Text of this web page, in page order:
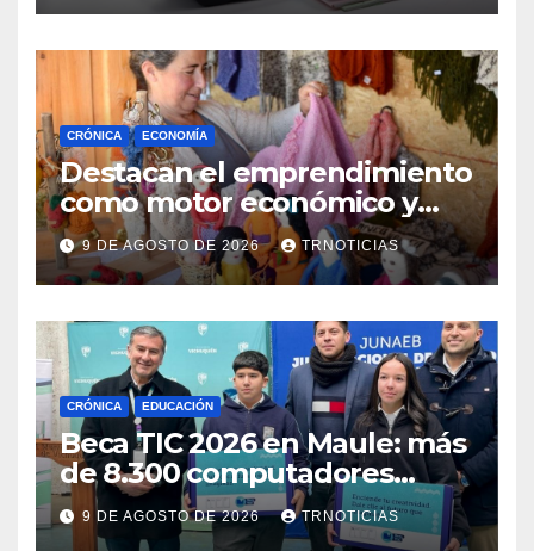
CRÓNICA ECONOMÍA
Destacan el emprendimiento
como motor económico y
anuncia fortalecer apoyos
para empleo autónomo
9 DE AGOSTO DE 2026 TRNOTICIAS
CRÓNICA EDUCACIÓN
Beca TIC 2026 en Maule: más
de 8.300 computadores
están siendo entregados en
la región
9 DE AGOSTO DE 2026 TRNOTICIAS